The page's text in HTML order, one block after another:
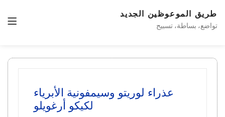
طريق الموعوظين الجديد
تواضع، بساطة، تسبيح
عذراء لوريتو وسيمفونية الأبرياء
لكيكو أرغويلو